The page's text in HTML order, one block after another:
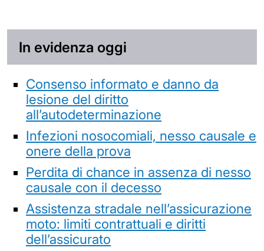
In evidenza oggi
Consenso informato e danno da
lesione del diritto
all’autodeterminazione
Infezioni nosocomiali, nesso causale e
onere della prova
Perdita di chance in assenza di nesso
causale con il decesso
Assistenza stradale nell’assicurazione
moto: limiti contrattuali e diritti
dell’assicurato